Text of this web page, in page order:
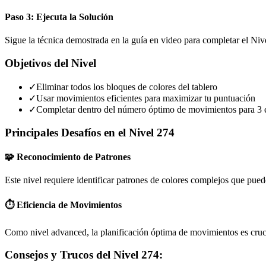
Paso 3: Ejecuta la Solución
Sigue la técnica demostrada en la guía en video para completar el
Objetivos del Nivel
✓Eliminar todos los bloques de colores del tablero
✓Usar movimientos eficientes para maximizar tu puntuación
✓Completar dentro del número óptimo de movimientos para 3
Principales Desafíos en el Nivel 274
🧩 Reconocimiento de Patrones
Este nivel requiere identificar patrones de colores complejos que
⏱️ Eficiencia de Movimientos
Como nivel advanced, la planificación óptima de movimientos es
Consejos y Trucos del Nivel 274: